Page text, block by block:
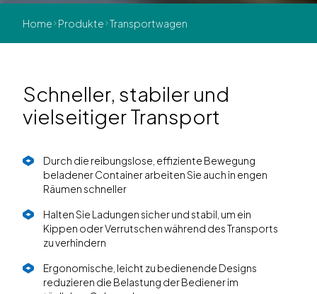
Home Produkte Transportwagen
Schneller, stabiler und
vielseitiger Transport
Durch die reibungslose, effiziente Bewegung
beladener Container arbeiten Sie auch in engen
Räumen schneller
Halten Sie Ladungen sicher und stabil, um ein
Kippen oder Verrutschen während des Transports
zu verhindern
Ergonomische, leicht zu bedienende Designs
reduzieren die Belastung der Bediener im